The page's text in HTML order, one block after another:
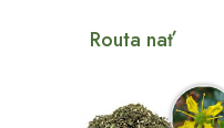
Routa nať